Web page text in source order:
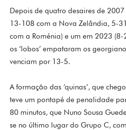
Depois de quatro desaires de
13-108 com a Nova Zelândia, 5-
com a Roménia) e um em 2023 (8-
os ‘lobos’ empataram os
venciam por 13-5.
A formação das ‘quinas’, que
teve um pontapé de penalidade
80 minutos, que Nuno Sousa
se no último lugar do Grupo C,